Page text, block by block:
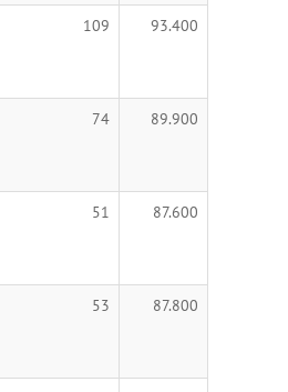
109 93.400
74 89.900
51 87.600
53 87.800